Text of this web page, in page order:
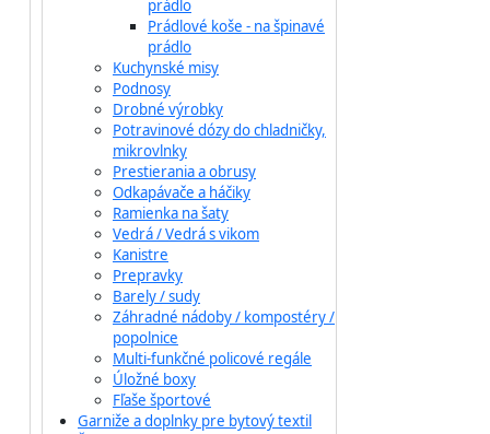
prádlo
Prádlové koše - na špinavé
prádlo
Kuchynské misy
Podnosy
Drobné výrobky
Potravinové dózy do chladničky,
mikrovlnky
Prestierania a obrusy
Odkapávače a háčiky
Ramienka na šaty
Vedrá / Vedrá s vikom
Kanistre
Prepravky
Barely / sudy
Záhradné nádoby / kompostéry /
popolnice
Multi-funkčné policové regále
Úložné boxy
Fľaše športové
Garniže a doplnky pre bytový textil